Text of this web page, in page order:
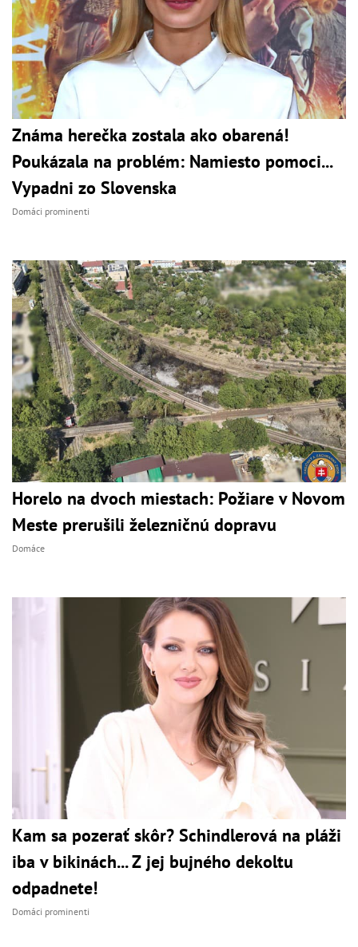
Známa herečka zostala ako obarená!
Poukázala na problém: Namiesto pomoci...
Vypadni zo Slovenska
Domáci prominenti
Horelo na dvoch miestach: Požiare v Novom
Meste prerušili železničnú dopravu
Domáce
Kam sa pozerať skôr? Schindlerová na pláži
iba v bikinách... Z jej bujného dekoltu
odpadnete!
Domáci prominenti